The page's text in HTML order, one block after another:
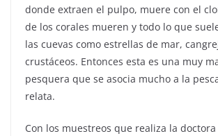
donde extraen el pulpo, muere con el
de los corales mueren y todo lo que
las cuevas como estrellas de mar,
crustáceos. Entonces esta es una muy
pesquera que se asocia mucho a la
relata.
Con los muestreos que realiza la doctora